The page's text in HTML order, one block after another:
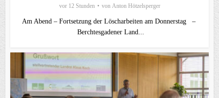
vor 12 Stunden von Anton Hötzelsperger
Am Abend – Fortsetzung der Löscharbeiten am Donnerstag –
Berchtesgadener Land...